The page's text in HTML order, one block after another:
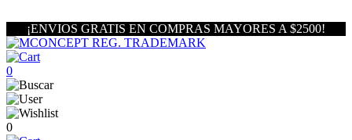
¡ENVIOS GRATIS EN COMPRAS MAYORES A $2500!
0
0